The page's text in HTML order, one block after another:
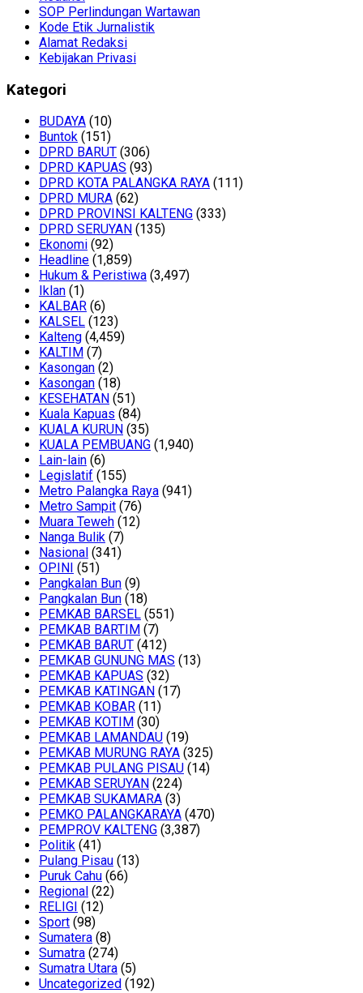
SOP Perlindungan Wartawan
Kode Etik Jurnalistik
Alamat Redaksi
Kebijakan Privasi
Kategori
BUDAYA (10)
Buntok (151)
DPRD BARUT (306)
DPRD KAPUAS (93)
DPRD KOTA PALANGKA RAYA (111)
DPRD MURA (62)
DPRD PROVINSI KALTENG (333)
DPRD SERUYAN (135)
Ekonomi (92)
Headline (1,859)
Hukum & Peristiwa (3,497)
Iklan (1)
KALBAR (6)
KALSEL (123)
Kalteng (4,459)
KALTIM (7)
Kasongan (2)
Kasongan (18)
KESEHATAN (51)
Kuala Kapuas (84)
KUALA KURUN (35)
KUALA PEMBUANG (1,940)
Lain-lain (6)
Legislatif (155)
Metro Palangka Raya (941)
Metro Sampit (76)
Muara Teweh (12)
Nanga Bulik (7)
Nasional (341)
OPINI (51)
Pangkalan Bun (9)
Pangkalan Bun (18)
PEMKAB BARSEL (551)
PEMKAB BARTIM (7)
PEMKAB BARUT (412)
PEMKAB GUNUNG MAS (13)
PEMKAB KAPUAS (32)
PEMKAB KATINGAN (17)
PEMKAB KOBAR (11)
PEMKAB KOTIM (30)
PEMKAB LAMANDAU (19)
PEMKAB MURUNG RAYA (325)
PEMKAB PULANG PISAU (14)
PEMKAB SERUYAN (224)
PEMKAB SUKAMARA (3)
PEMKO PALANGKARAYA (470)
PEMPROV KALTENG (3,387)
Politik (41)
Pulang Pisau (13)
Puruk Cahu (66)
Regional (22)
RELIGI (12)
Sport (98)
Sumatera (8)
Sumatra (274)
Sumatra Utara (5)
Uncategorized (192)